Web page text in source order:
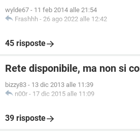
wylde67 - 11 feb 2014 alle 21:54
Frashhh - 26 ago 2022 alle 12:42
45 risposte
Rete disponibile, ma non si
bizzy83 - 13 dic 2013 alle 11:39
n00r - 17 dic 2015 alle 11:09
39 risposte